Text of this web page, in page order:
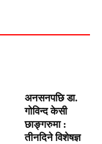
अनसनपछि डा.
गोविन्द केसी
छाङ्गरुमा :
तीनदिने विशेषज्ञ